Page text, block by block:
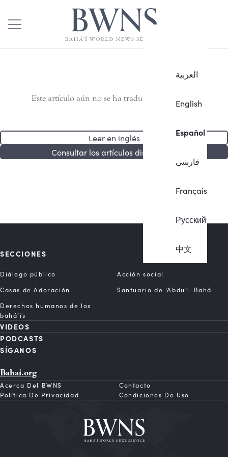
العربية
English
Español
فارسی
Français
Русский
中文
Este artículo aún no se ha traducido al español.
Leer en inglés
Consultar los artículos disponibles
SECCIONES
Diálogo público
Acción social
Casas de Adoración
Santuario de ‘Abdu’l-Bahá
Derechos humanos de los
bahá’ís
VIDEOS
PODCASTS
SÍGANOS
Bahai.org
Acerca Del BWNS
Contacto
Política De Privacidad
Condiciones De Uso